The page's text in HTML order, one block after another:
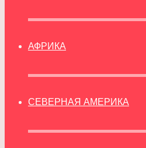
АФРИКА
СЕВЕРНАЯ АМЕРИКА